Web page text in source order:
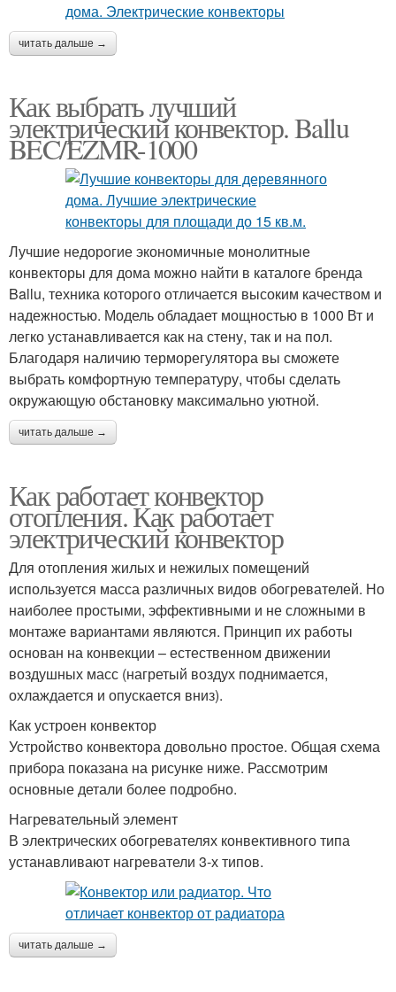
читать дальше →
Как выбрать лучший
электрический конвектор. Ballu
BEC/EZMR-1000
Лучшие недорогие экономичные монолитные
конвекторы для дома можно найти в каталоге бренда
Ballu, техника которого отличается высоким качеством и
надежностью. Модель обладает мощностью в 1000 Вт и
легко устанавливается как на стену, так и на пол.
Благодаря наличию терморегулятора вы сможете
выбрать комфортную температуру, чтобы сделать
окружающую обстановку максимально уютной.
читать дальше →
Как работает конвектор
отопления. Как работает
электрический конвектор
Для отопления жилых и нежилых помещений
используется масса различных видов обогревателей. Но
наиболее простыми, эффективными и не сложными в
монтаже вариантами являются. Принцип их работы
основан на конвекции – естественном движении
воздушных масс (нагретый воздух поднимается,
охлаждается и опускается вниз).
Как устроен конвектор
Устройство конвектора довольно простое. Общая схема
прибора показана на рисунке ниже. Рассмотрим
основные детали более подробно.
Нагревательный элемент
В электрических обогревателях конвективного типа
устанавливают нагреватели 3-х типов.
читать дальше →